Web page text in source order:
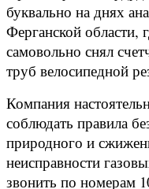
буквально на днях
Ферганской области,
самовольно снял
труб велосипедной
Компания
соблюдать правила
природного и
неисправности
звонить по номерам